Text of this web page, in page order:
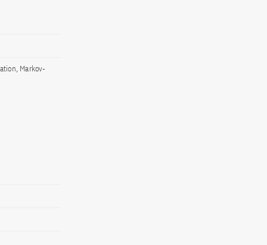
Markov-